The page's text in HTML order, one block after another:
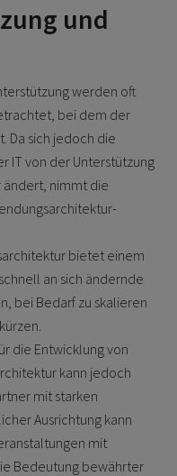
und
werden oft
bei dem der
Da sich jedoch die
IT von der Unterstützung
ändert, nimmt die
bietet einem
an sich ändernde
bei Bedarf zu skalieren
die Entwicklung von
kann jedoch
mit starken
Ausrichtung kann
mit
Bedeutung bewährter